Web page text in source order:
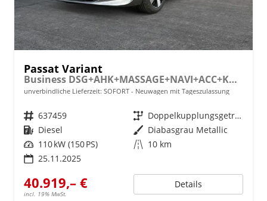
Passat Variant
Business DSG+AHK+MASSAGE+NAVI+ACC+KAMERA+LED+17" ALU
unverbindliche Lieferzeit: SOFORT Neuwagen mit Tageszulassung
Fahrzeugnr. 637459 Getriebe
Doppelkupplungsgetriebe (DSG)
Kraftstoff Diesel Außenfarbe Diabasgrau Metallic
Leistung 110 kW (150 PS) Kilometerstand 10 km
25.11.2025
40.919,– €
incl. 19% MwSt.
Details